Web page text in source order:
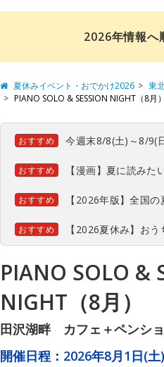
2026年情報へ
夏休みイベント・おでかけ2026 東
PIANO SOLO & SESSION NIGHT（8月）
おすすめ 今週末8/8(土)～8/9(
おすすめ 【漫画】夏に読み
おすすめ 【2026年版】全国
おすすめ 【2026夏休み】お
PIANO SOLO &
NIGHT（8月）
田沢湖畔 カフェ＋ペンシ
開催日程： 2026年8月1日(土)